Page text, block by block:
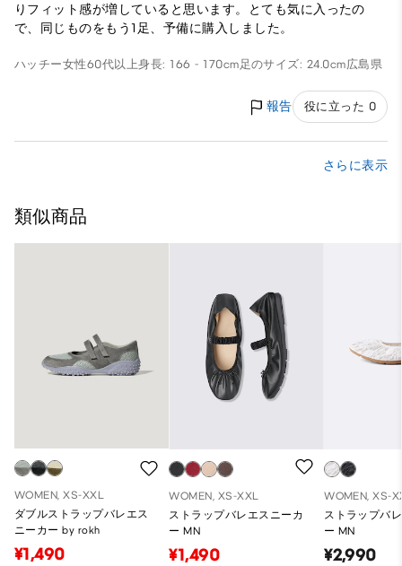
りフィット感が増していると思います。とても気に入ったの
で、同じものをもう1足、予備に購入しました。
ハッチー女性60代以上身長: 166 - 170cm 足のサイズ: 24.0cm広島県
報告 役に立った 0
さらに表示
類似商品
WOMEN, XS-XXL
ダブルストラップバレエス
ニーカー by rokh
¥1,490
WOMEN, XS-XXL
ストラップバレエスニーカ
ー MN
¥1,490
WOMEN, XS-
ストラップバ
ー MN
¥2,990